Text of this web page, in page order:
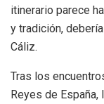
itinerario parece
y tradición,
Cáliz.
Tras los
Reyes de